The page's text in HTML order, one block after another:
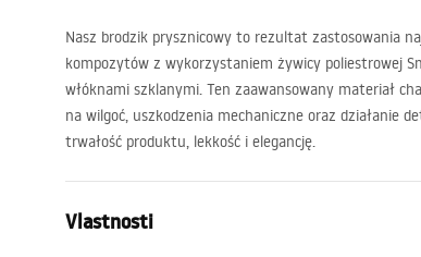
Nasz brodzik prysznicowy to rezultat zastosowania
kompozytów z wykorzystaniem żywicy poliestrowej
włóknami szklanymi. Ten zaawansowany materiał
na wilgoć, uszkodzenia mechaniczne oraz działanie
trwałość produktu, lekkość i elegancję.
Vlastnosti